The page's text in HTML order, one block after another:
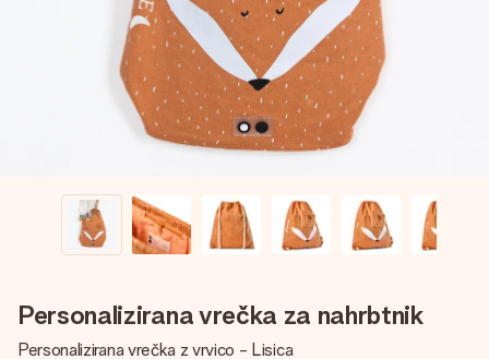
V nekaj preprostih korakih ustvari nekaj edinstvenega – z
njenim imenom, tvojo fotografijo ali sporočilom, ki ogreje
srce. Brez zapletov, le vsa ljubezen za ta trenutek.
Personalizirana vrečka za nahrbtnik
Personalizirana vrečka z vrvico - Lisica